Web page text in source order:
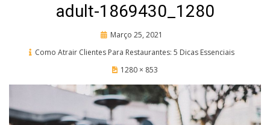
adult-1869430_1280
PostedMarço 25, 2021
Como Atrair Clientes Para Restaurantes: 5 Dicas Essenciais
1280 × 853